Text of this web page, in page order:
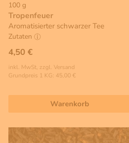
100 g
Tropenfeuer
Aromatisierter schwarzer Tee
Zutaten
4,50 €
inkl. MwSt, zzgl. Versand
Grundpreis 1 KG: 45,00 €
Warenkorb